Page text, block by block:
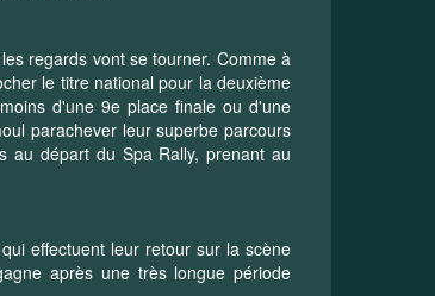
regards vont se tourner. Comme à
le titre national pour la deuxième
d'une 9e place finale ou d'une
parachever leur superbe parcours
au départ du Spa Rally, prenant au
effectuent leur retour sur la scène
après une très longue période